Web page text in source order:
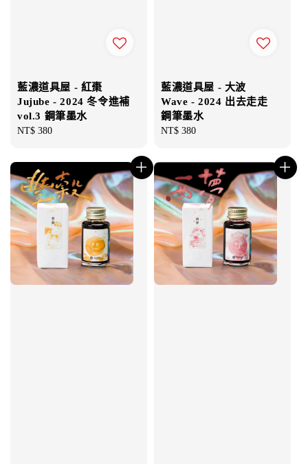
藍濃道具屋 - 紅棗
Jujube - 2024 冬令進補
vol.3 鋼筆墨水
Regular
NT$ 380
藍濃道具屋 - 大波
Wave - 2024 出去走走
鋼筆墨水
Regular
NT$ 380